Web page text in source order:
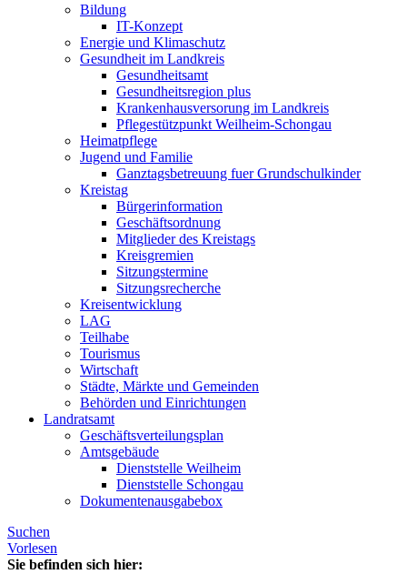
Bildung
IT-Konzept
Energie und Klimaschutz
Gesundheit im Landkreis
Gesundheitsamt
Gesundheitsregion plus
Krankenhausversorung im Landkreis
Pflegestützpunkt Weilheim-Schongau
Heimatpflege
Jugend und Familie
Ganztagsbetreuung fuer Grundschulkinder
Kreistag
Bürgerinformation
Geschäftsordnung
Mitglieder des Kreistags
Kreisgremien
Sitzungstermine
Sitzungsrecherche
Kreisentwicklung
LAG
Teilhabe
Tourismus
Wirtschaft
Städte, Märkte und Gemeinden
Behörden und Einrichtungen
Landratsamt
Geschäftsverteilungsplan
Amtsgebäude
Dienststelle Weilheim
Dienststelle Schongau
Dokumentenausgabebox
Suchen
Vorlesen
Sie befinden sich hier: